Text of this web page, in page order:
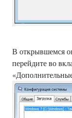
В открывшемся
перейдите во